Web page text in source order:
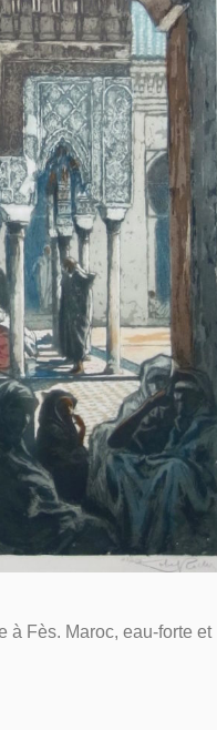
à Fès. Maroc, eau-forte et